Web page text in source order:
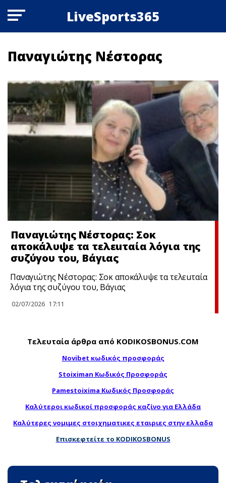
LiveSports365
Παναγιώτης Νέστορας
Παναγιώτης Νέστορας: Σoκ
αποκάλυψε τα τελεuταία λόγια της
συζύγου του, Βάγιας
Παναγιώτης Νέστορας: Σoκ αποκάλυψε τα τελεuταία
λόγια της συζύγου του, Βάγιας
02/07/2026 17:11
Τελευταία άρθρα από KODIKOSBONUS.COM
Novibet κωδικός προσφοράς
Stoiximan Κωδικός Προσφοράς
Pamestoixima Κωδικός Προσφοράς
Καλύτεροι κωδικοί προσφοράς καζίνο για Ελλάδα
Καλύτερες νομιμες στοιχηματικες εταιριες στην ελλαδα
Επισκεφτείτε το KODIKOSBONUS